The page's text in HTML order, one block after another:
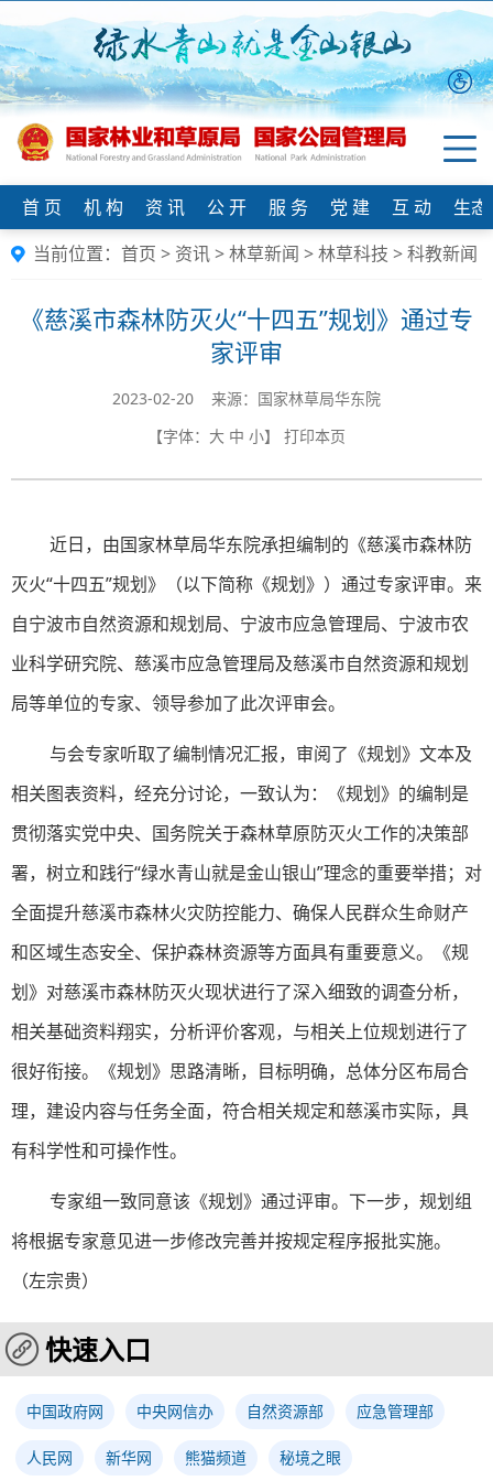
首 页 机 构 资 讯 公 开 服 务 党 建 互 动
生
当前位置： 首页 > 资讯>林草新闻 >林草科技 >科教新闻
​《慈溪市森林防灭火“十四五”规划》通过专
家评审
2023-02-20 来源：国家林草局华东院
【字体： 大 中 小】 打印本页
近日，由国家林草局华东院承担编制的《慈溪市森林防
灭火“十四五”规划》（以下简称《规划》）通过专家评审。来
自宁波市自然资源和规划局、宁波市应急管理局、宁波市农
业科学研究院、慈溪市应急管理局及慈溪市自然资源和规划
局等单位的专家、领导参加了此次评审会。
与会专家听取了编制情况汇报，审阅了《规划》文本及
相关图表资料，经充分讨论，一致认为：《规划》的编制是
贯彻落实党中央、国务院关于森林草原防灭火工作的决策部
署，树立和践行“绿水青山就是金山银山”理念的重要举措；对
全面提升慈溪市森林火灾防控能力、确保人民群众生命财产
和区域生态安全、保护森林资源等方面具有重要意义。《规
划》对慈溪市森林防灭火现状进行了深入细致的调查分析，
相关基础资料翔实，分析评价客观，与相关上位规划进行了
很好衔接。《规划》思路清晰，目标明确，总体分区布局合
理，建设内容与任务全面，符合相关规定和慈溪市实际，具
有科学性和可操作性。
专家组一致同意该《规划》通过评审。下一步，规划组
将根据专家意见进一步修改完善并按规定程序报批实施。
（左宗贵）
快速入口
中国政府网 中央网信办 自然资源部 应急管理部
人民网 新华网 熊猫频道 秘境之眼